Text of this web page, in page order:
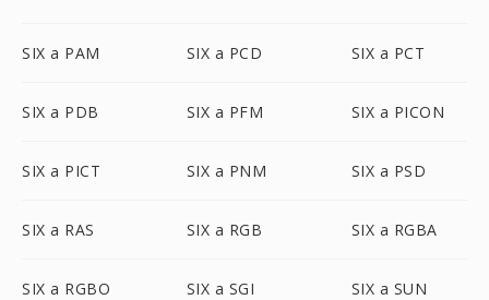
SIX a PAM SIX a PCD SIX a PCT
SIX a PDB SIX a PFM SIX a PICON
SIX a PICT SIX a PNM SIX a PSD
SIX a RAS SIX a RGB SIX a RGBA
SIX a RGBO SIX a SGI SIX a SUN